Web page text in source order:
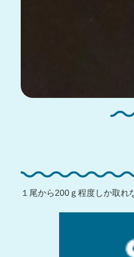
１尾から200ｇ程度しか取れ